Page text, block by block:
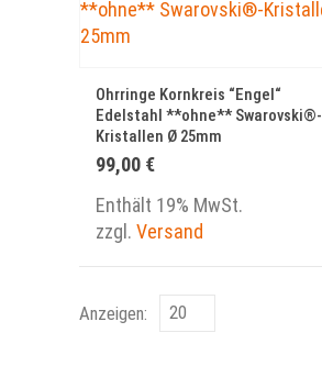
Ohrringe Kornkreis “Engel“
Edelstahl **ohne** Swarovski®-
Kristallen Ø 25mm
99,00 €
Enthält 19% MwSt.
zzgl. Versand
Anzeigen: